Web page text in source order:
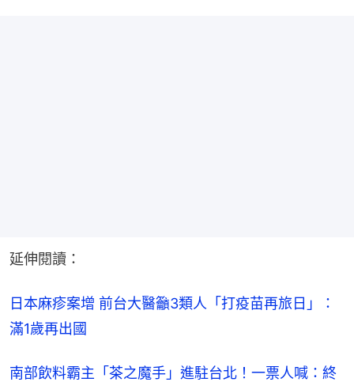
延伸閱讀：
日本麻疹案增 前台大醫籲3類人「打疫苗再旅日」：
滿1歲再出國
南部飲料霸主「茶之魔手」進駐台北！一票人喊：終